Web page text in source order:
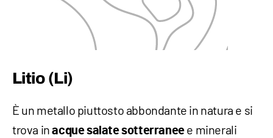
Litio (Li)
È un metallo piuttosto abbondante in natura e si
trova inacque salate sotterraneee minerali